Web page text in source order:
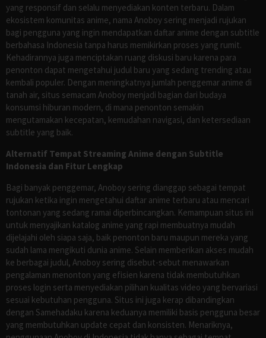
yang responsif dan selalu menyediakan konten terbaru. Dalam
ekosistem komunitas anime, nama Anoboy sering menjadi rujukan
bagi pengguna yang ingin mendapatkan daftar anime dengan subtitle
berbahasa Indonesia tanpa harus memikirkan proses yang rumit.
Kehadirannya juga menciptakan ruang diskusi baru karena para
penonton dapat mengetahui judul baru yang sedang trending atau
kembali populer. Dengan meningkatnya jumlah penggemar anime di
tanah air, situs semacam Anoboy menjadi bagian dari budaya
konsumsi hiburan modern, di mana penonton semakin
mengutamakan kecepatan, kemudahan navigasi, dan ketersediaan
subtitle yang baik.
Alternatif Tempat Streaming Anime dengan Subtitle
Indonesia dan Fitur Lengkap
Bagi banyak penggemar, Anoboy sering dianggap sebagai tempat
rujukan ketika ingin mengetahui daftar anime terbaru atau mencari
tontonan yang sedang ramai diperbincangkan. Kemampuan situs ini
untuk menyajikan katalog anime yang rapi membuatnya mudah
dijelajahi oleh siapa saja, baik penonton baru maupun mereka yang
sudah lama mengikuti dunia anime. Selain memberikan akses mudah
ke berbagai judul, Anoboy sering disebut-sebut menawarkan
pengalaman menonton yang efisien karena tidak membutuhkan
proses login serta menyediakan pilihan kualitas video yang bervariasi
sesuai kebutuhan pengguna. Situs ini juga kerap dibandingkan
dengan Samehadaku karena keduanya memiliki basis pengguna besar
yang membutuhkan update cepat dan konsisten. Menariknya,